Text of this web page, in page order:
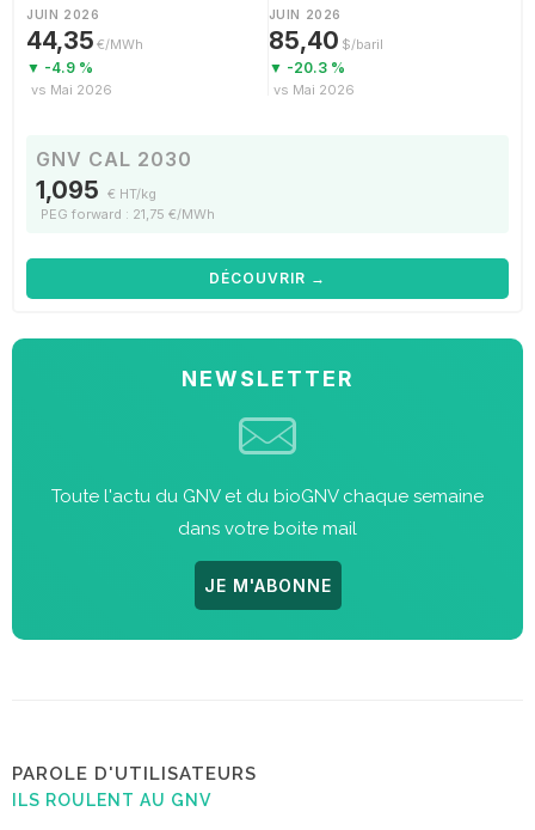
JUIN 2026
44,35 €/MWh
▼ -4.9 %
vs Mai 2026
JUIN 2026
85,40 $/baril
▼ -20.3 %
vs Mai 2026
GNV CAL 2030
1,095 € HT/kg
PEG forward : 21,75 €/MWh
DÉCOUVRIR →
NEWSLETTER
Toute l'actu du GNV et du bioGNV chaque semaine
dans votre boite mail
JE M'ABONNE
PAROLE D'UTILISATEURS
ILS ROULENT AU GNV